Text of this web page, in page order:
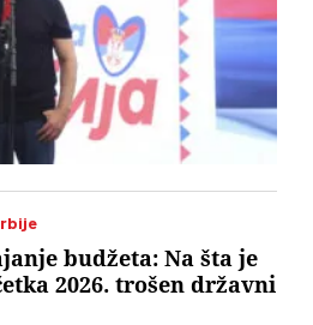
budžeta: Na šta je
2026. trošen državni